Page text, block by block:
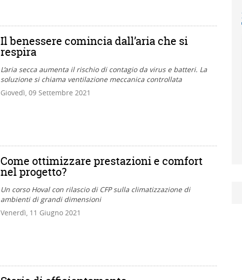
Il benessere comincia dall’aria che si
respira
L’aria secca aumenta il rischio di contagio da virus e batteri. La
soluzione si chiama ventilazione meccanica controllata
Giovedì, 09 Settembre 2021
Come ottimizzare prestazioni e comfort
nel progetto?
Un corso Hoval con rilascio di CFP sulla climatizzazione di
ambienti di grandi dimensioni
Venerdì, 11 Giugno 2021